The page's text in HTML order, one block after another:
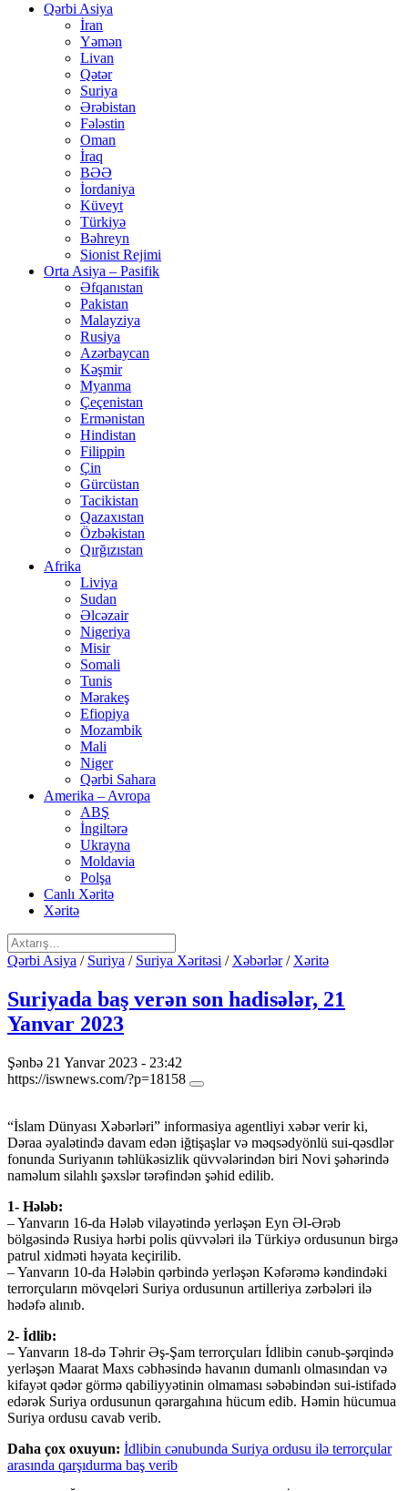
Qərbi Asiya
İran
Yəmən
Livan
Qətər
Suriya
Ərəbistan
Fələstin
Oman
İraq
BƏƏ
İordaniya
Küveyt
Türkiyə
Bəhreyn
Sionist Rejimi
Orta Asiya – Pasifik
Əfqanıstan
Pakistan
Malayziya
Rusiya
Azərbaycan
Kəşmir
Myanma
Çeçenistan
Ermənistan
Hindistan
Filippin
Çin
Gürcüstan
Tacikistan
Qazaxıstan
Özbəkistan
Qırğızıstan
Afrika
Liviya
Sudan
Əlcəzair
Nigeriya
Misir
Somali
Tunis
Mərakeş
Efiopiya
Mozambik
Mali
Niger
Qərbi Sahara
Amerika – Avropa
ABŞ
İngiltərə
Ukrayna
Moldavia
Polşa
Canlı Xəritə
Xəritə
Qərbi Asiya / Suriya / Suriya Xəritəsi / Xəbərlər/ Xəritə
Suriyada baş verən son hadisələr, 21
Yanvar 2023
Şənbə 21 Yanvar 2023 - 23:42
https://iswnews.com/?p=18158
“İslam Dünyası Xəbərləri” informasiya agentliyi xəbər verir ki,
Dəraa əyalətində davam edən iğtişaşlar və məqsədyönlü sui-qəsdlər
fonunda Suriyanın təhlükəsizlik qüvvələrindən biri Novi şəhərində
naməlum silahlı şəxslər tərəfindən şəhid edilib.
1- Hələb:
– Yanvarın 16-da Hələb vilayətində yerləşən Eyn Əl-Ərəb
bölgəsində Rusiya hərbi polis qüvvələri ilə Türkiyə ordusunun birgə
patrul xidməti həyata keçirilib.
– Yanvarın 10-da Hələbin qərbində yerləşən Kəfərəmə kəndindəki
terrorçuların mövqeləri Suriya ordusunun artilleriya zərbələri ilə
hədəfə alınıb.
2- İdlib:
– Yanvarın 18-də Təhrir Əş-Şam terrorçuları İdlibin cənub-şərqində
yerləşən Maarat Maxs cəbhəsində havanın dumanlı olmasından və
kifayət qədər görmə qabiliyyətinin olmaması səbəbindən sui-istifadə
edərək Suriya ordusunun qərargahına hücum edib. Həmin hücumua
Suriya ordusu cavab verib.
Daha çox oxuyun: İdlibin cənubunda Suriya ordusu ilə terrorçular
arasında qarşıdurma baş verib